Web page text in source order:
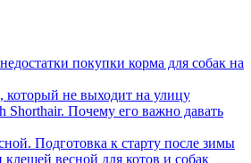
покупки корма для собак на
который не выходит на улицу
Shorthair. Почему его важно давать
Подготовка к старту после зимы
весной для котов и собак